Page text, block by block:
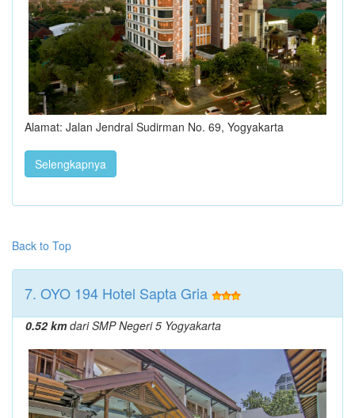
Alamat: Jalan Jendral Sudirman No. 69, Yogyakarta
Selengkapnya
Back to Top
7. OYO 194 Hotel Sapta Gria
0.52 kmdari SMP Negeri 5 Yogyakarta